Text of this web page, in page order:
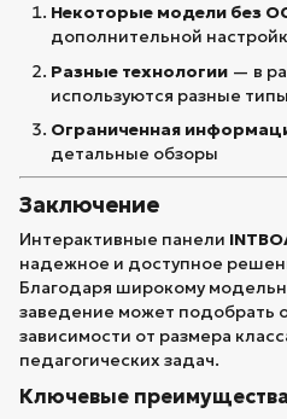
Некоторые модели без
дополнительной
Разные технологии — в
используются разные
Ограниченная
детальные обзоры
Заключение
Интерактивные панели
надежное и доступное
Благодаря широкому
заведение может подобрать
зависимости от размера
педагогических задач.
Ключевые